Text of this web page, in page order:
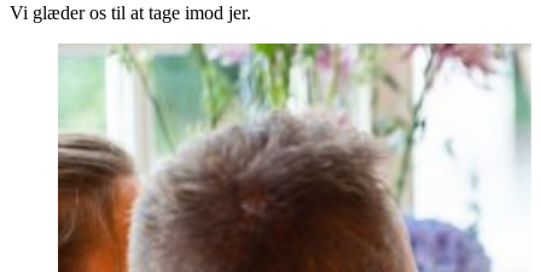
Vi glæder os til at tage imod jer.